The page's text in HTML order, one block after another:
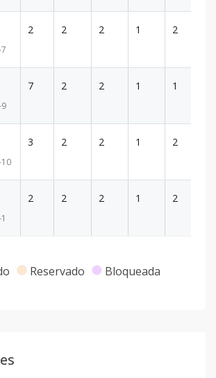
2 2 2 1 2
7 2 2 1 1
3 2 2 1 2
2 2 2 1 2
Reservado Bloqueada